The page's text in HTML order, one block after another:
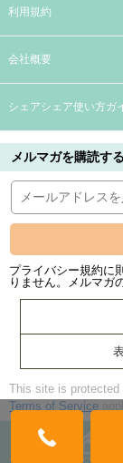
利用規約
会社概要
シェアシェア使い方ガ
メルマガを購読する
プライバシー規約に
りません。メルマガ
This site is protected
Terms of Service